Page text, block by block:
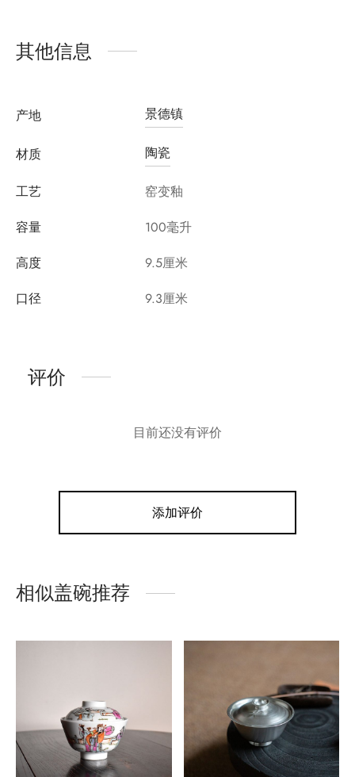
其他信息
产地 景德镇
材质 陶瓷
工艺
窑变釉
容量
100毫升
高度
9.5厘米
口径
9.3厘米
评价
目前还没有评价
添加评价
相似盖碗推荐